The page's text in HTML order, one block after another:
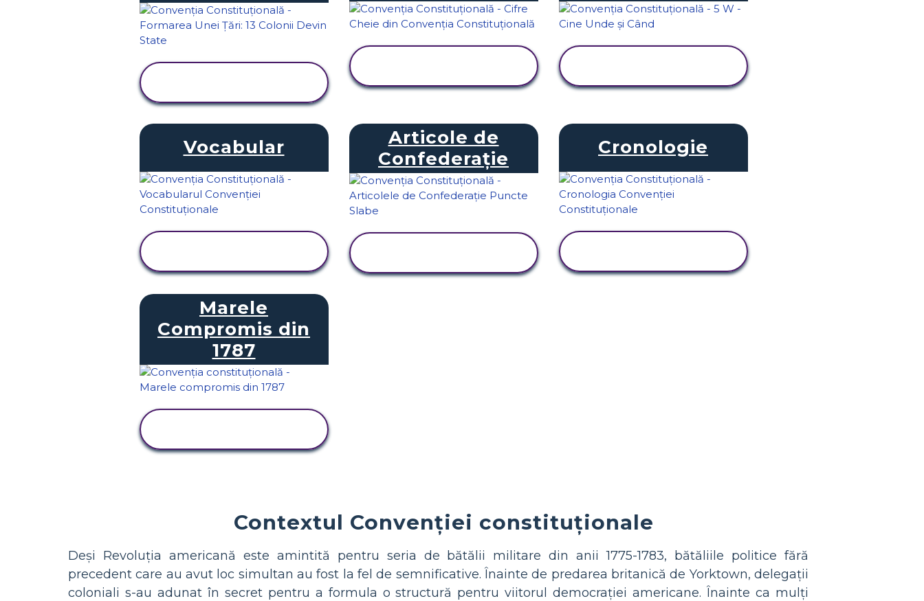
Vocabular
Articole de
Confederație
Cronologie
Marele
Compromis din
1787
Contextul Convenției constituționale
Deși Revoluția americană este amintită pentru seria de bătălii militare din anii 1775-1783, bătăliile politice fără
precedent care au avut loc simultan au fost la fel de semnificative. Înainte de predarea britanică de Yorktown, delegații
coloniali s-au adunat în secret pentru a formula o structură pentru viitorul democrației americane. Înainte ca mulți